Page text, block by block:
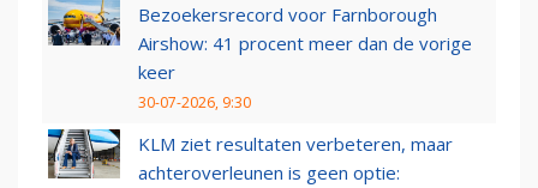
Bezoekersrecord voor Farnborough
Airshow: 41 procent meer dan de vorige
keer
30-07-2026, 9:30
KLM ziet resultaten verbeteren, maar
achteroverleunen is geen optie: